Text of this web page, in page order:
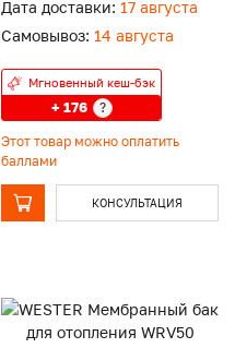
Дата доставки: 17 августа
Самовывоз: 14 августа
Мгновенный кеш-бэк
+ 176 ?
Этот товар можно оплатить
баллами
КОНСУЛЬТАЦИЯ